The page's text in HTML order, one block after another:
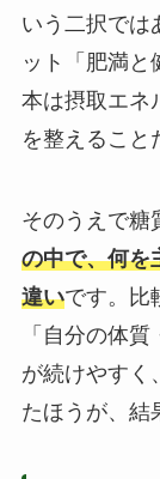
いう二択では
ット「肥満と
本は摂取エネ
を整えること
そのうえで糖
の中で、何を
違いです。比
「自分の体
が続けやすく
たほうが、結